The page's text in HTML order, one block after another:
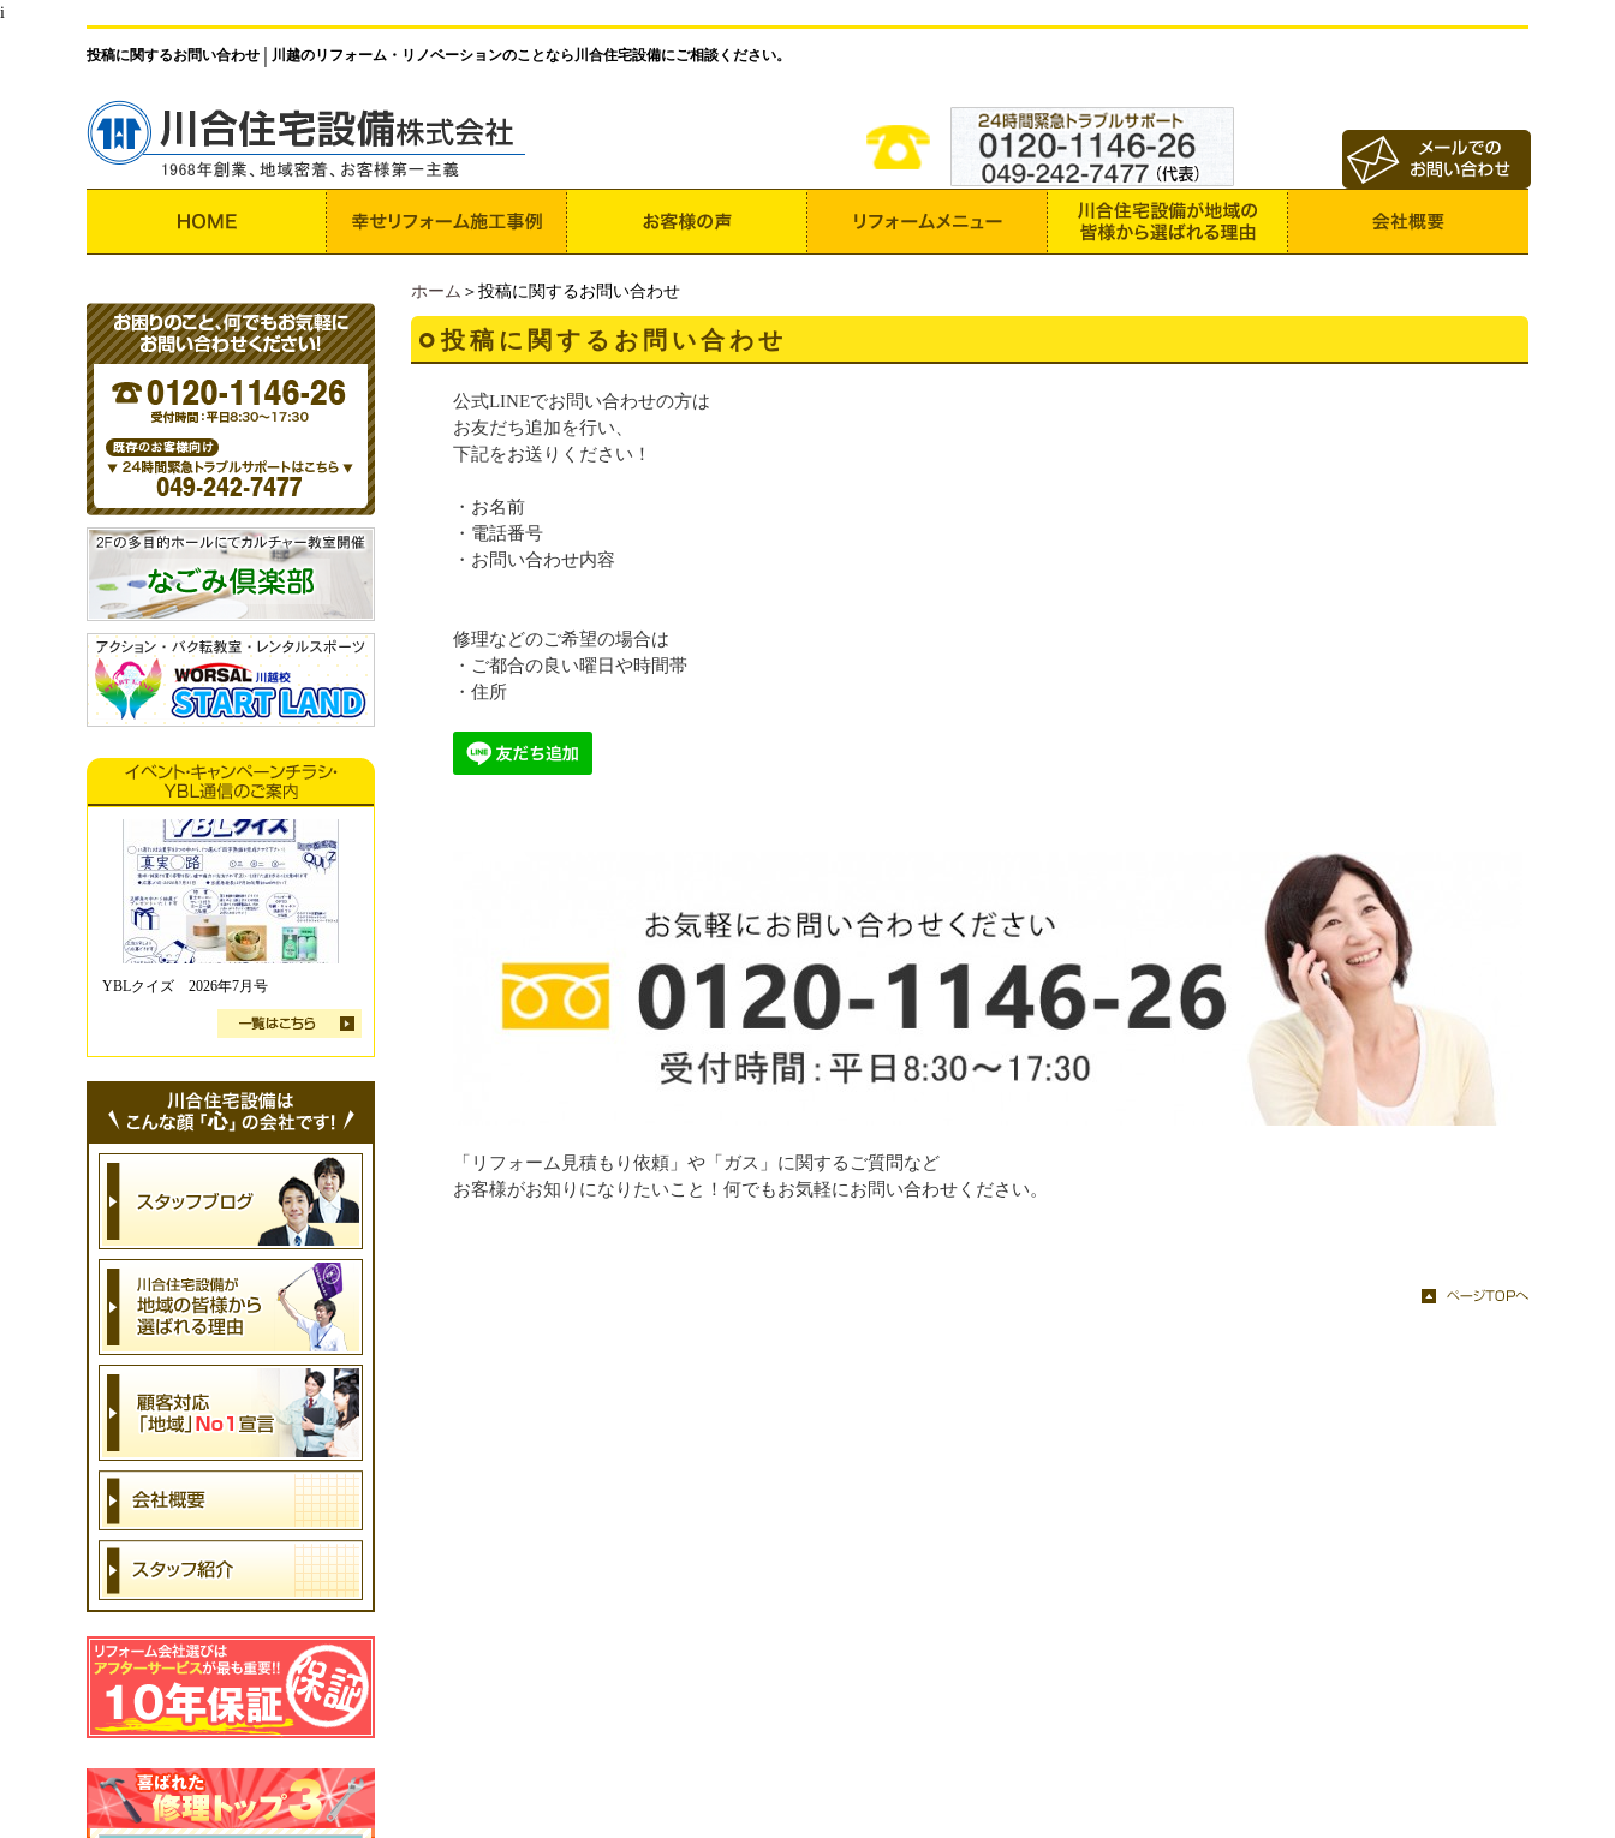
i
投稿に関するお問い合わせ 川越のリフォーム・リノベーションのことなら川合住宅設備にご相談ください。
ホーム ＞投稿に関するお問い合わせ
投稿に関するお問い合わせ
公式LINEでお問い合わせの方は
お友だち追加を行い、
下記をお送りください！
・お名前
・電話番号
・お問い合わせ内容
修理などのご希望の場合は
・ご都合の良い曜日や時間帯
・住所
「リフォーム見積もり依頼」や「ガス」に関するご質問など
お客様がお知りになりたいこと！何でもお気軽にお問い合わせください。
YBLクイズ 2026年7月号